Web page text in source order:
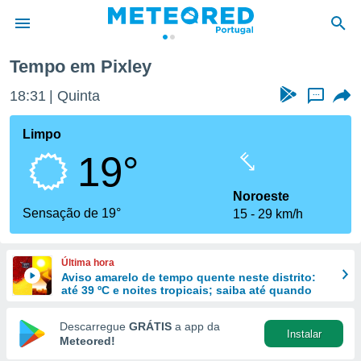
da
foi
fornecidas
a este
das
e
forma
digital
Tempo em Pixley
18:31 Quinta ...
Limpo
19°
Sensação de 19°
Noroeste
15
29 km/h
Última hora
Aviso amarelo de tempo quente neste distrito:
até 39 ºC e noites tropicais; saiba até quando
Descarregue GRÁTIS a app da
Meteored!
Instalar